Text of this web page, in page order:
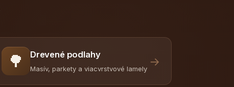
🌳 Drevené podlahy
Masív, parkety a viacvrstvové lamely
→